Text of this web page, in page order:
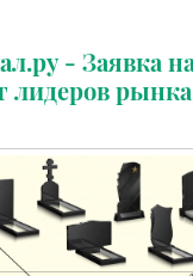
- Заявка
лидеров